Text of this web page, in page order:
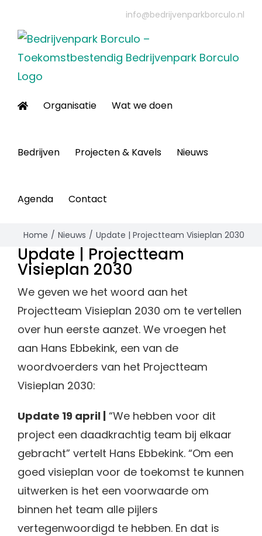
naar
inhoud
info@bedrijvenparkborculo.nl
Organisatie Wat we doen
Bedrijven Projecten & Kavels Nieuws
Agenda Contact
Home Nieuws Update | Projectteam Visieplan 2030
Update | Projectteam
Visieplan 2030
We geven we het woord aan het
Projectteam Visieplan 2030 om te vertellen
over hun eerste aanzet. We vroegen het
aan Hans Ebbekink, een van de
woordvoerders van het Projectteam
Visieplan 2030:
Update 19 april | “We hebben voor dit
project een daadkrachtig team bij elkaar
gebracht” vertelt Hans Ebbekink. “Om een
goed visieplan voor de toekomst te kunnen
uitwerken is het een voorwaarde om
binnen het team alle pijlers
vertegenwoordigd te hebben. En dat is